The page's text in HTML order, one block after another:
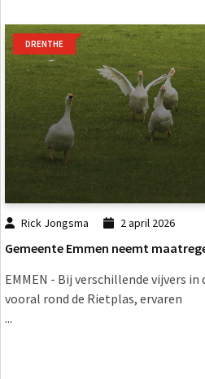
DRENTHE
Rick Jongsma 2 april 2026
Gemeente Emmen neemt
EMMEN - Bij verschillende vijvers
vooral rond de Rietplas, ervaren
...